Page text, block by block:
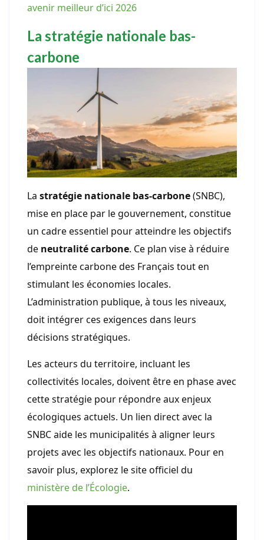
avenir meilleur d’ici 2026
La stratégie nationale bas-
carbone
La stratégie nationale bas-carbone(SNBC),
mise en place par le gouvernement, constitue
un cadre essentiel pour atteindre les objectifs
de neutralité carbone. Ce plan vise à réduire
l’empreinte carbone des Français tout en
stimulant les économies locales.
L’administration publique, à tous les niveaux,
doit intégrer ces exigences dans leurs
décisions stratégiques.
Les acteurs du territoire, incluant les
collectivités locales, doivent être en phase avec
cette stratégie pour répondre aux enjeux
écologiques actuels. Un lien direct avec la
SNBC aide les municipalités à aligner leurs
projets avec les objectifs nationaux. Pour en
savoir plus, explorez le site officiel du
ministère de l’Écologie.